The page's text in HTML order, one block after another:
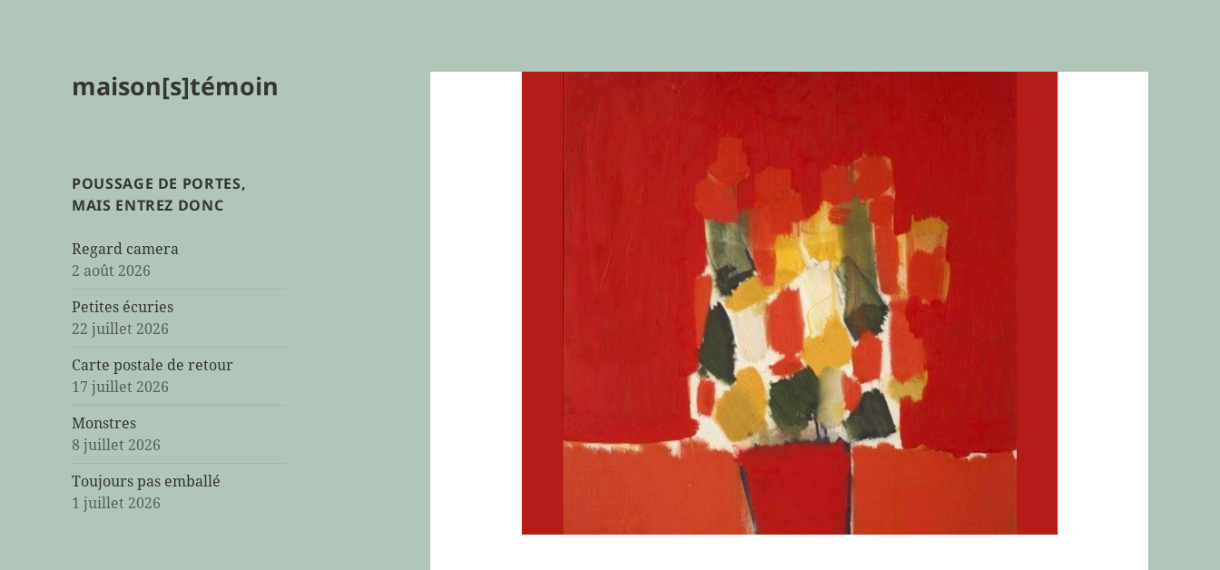
maison[s]témoin
POUSSAGE DE PORTES,
MAIS ENTREZ DONC
Regard camera
2 août 2026
Petites écuries
22 juillet 2026
Carte postale de retour
17 juillet 2026
Monstres
8 juillet 2026
Toujours pas emballé
1 juillet 2026